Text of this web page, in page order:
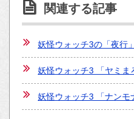
関連する記事
妖怪ウォッチ3の「夜行
妖怪ウォッチ3 「ヤミま
妖怪ウォッチ3 「ナンモ